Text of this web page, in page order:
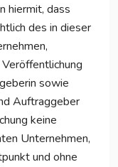
hiermit, dass
des in dieser
sowie
Auftraggeber
keine
Unternehmen,
und ohne